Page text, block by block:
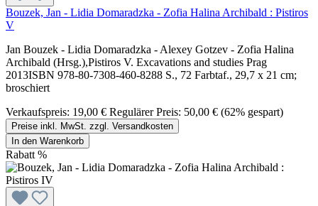
Bouzek, Jan - Lidia Domaradzka - Zofia Halina Archibald : Pistiros
V
Jan Bouzek - Lidia Domaradzka - Alexey Gotzev - Zofia Halina
Archibald (Hrsg.),Pistiros V. Excavations and studies Prag
2013ISBN 978-80-7308-460-8288 S., 72 Farbtaf., 29,7 x 21 cm;
broschiert
Verkaufspreis: 19,00 € Regulärer Preis: 50,00 € (62% gespart)
Preise inkl. MwSt. zzgl. Versandkosten
In den Warenkorb
Rabatt %